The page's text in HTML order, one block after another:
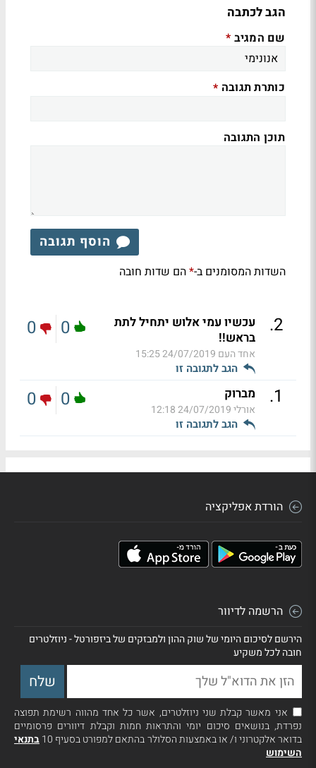
הגב לכתבה
שם המגיב *
כותרת תגובה *
תוכן התגובה
הוסף תגובה
השדות המסומנים ב-*הם שדות חובה
2
.
עכשיו עמי אלוש יתחיל לתת
בראש!!
אחד העם 24/07/2019 15:25
הגב לתגובה זו
0
0
1
. מברוק
אורלי24/07/2019 12:18
הגב לתגובה זו
0
0
הורדת אפליקציה
הרשמה לדיוור
הירשם לסיכום היומי של שוק ההון ולמבזקים של ביזפורטל - ניוזלטרים
חובה לכל משקיע
אני מאשר קבלת שני ניוזלטרים, אשר כל אחד מהווה רשימת תפוצה
נפרדת, בנושאים סיכום יומי והתראות חמות וקבלת דיוורים פרסומיים
בדואר אלקטרוני ו/ או באמצעות הסלולר בהתאם למפורט בסעיף 10
בתנאי
השימוש